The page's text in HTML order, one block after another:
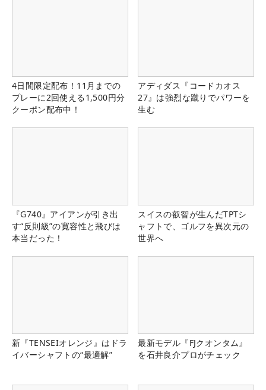
4日間限定配布！11月までの
プレーに2回使える1,500円分
クーポン配布中！
アディダス『コードカオス
27』は強烈な蹴りでパワーを
生む
『G740』アイアンが引き出
す“反則級”の寛容性と飛びは
本当だった！
スイスの叡智が生んだTPTシ
ャフトで、ゴルフを異次元の
世界へ
新『TENSEIオレンジ』はドラ
イバーシャフトの“最適解”
最新モデル『FJクオンタム』
を石井良介プロがチェック